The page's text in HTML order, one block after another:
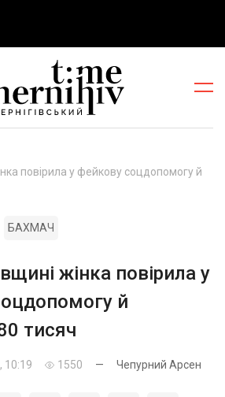
повірила у фейкову соцдопомогу й
БАХМАЧ
жінка повірила у
й
тисяч
10:19 1550 — Чепурний Арсен